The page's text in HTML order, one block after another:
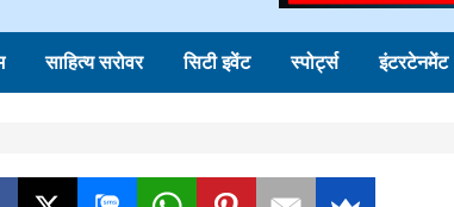
साहित्य सरोवर सिटी इवेंट स्पोर्ट्स इंटरटेनमेंट